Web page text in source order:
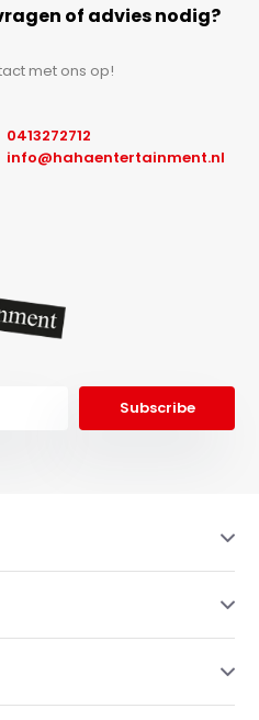
of advies nodig?
met ons op!
0413272712
info@hahaentertainment.nl
Subscribe